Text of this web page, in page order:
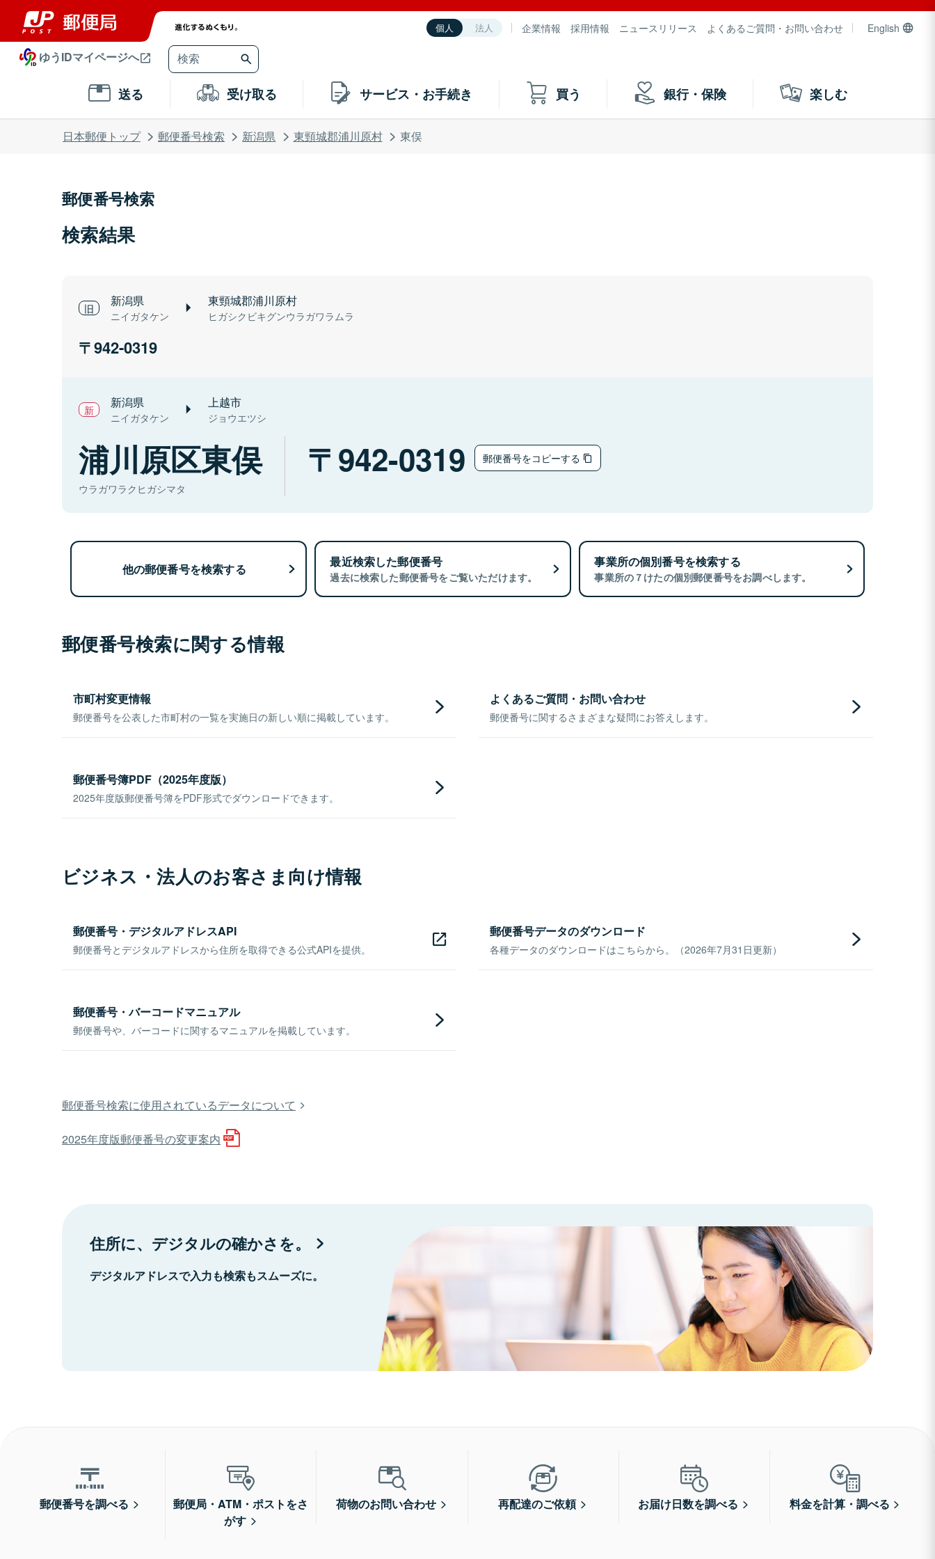
個人 法人 企業情報 採用情報 ニュースリリース よくあるご質問・お問い合わせ English
ゆうIDマイページへ
送る 受け取る サービス・お手続き 買う 銀行・保険 楽しむ
日本郵便トップ 郵便番号検索 新潟県 東頸城郡浦川原村 東俣
郵便番号検索
検索結果
新潟県
ニイガタケン
東頸城郡浦川原村
ヒガシクビキグンウラガワラムラ
942-0319
新潟県
ニイガタケン
上越市
ジョウエツシ
浦川原区東俣
ウラガワラクヒガシマタ
942-0319 郵便番号をコピーする
他の郵便番号を検索する 最近検索した郵便番号
過去に検索した郵便番号をご覧いただけます。
事業所の個別番号を検索する
事業所の７けたの個別郵便番号をお調べします。
郵便番号検索に関する情報
市町村変更情報
郵便番号を公表した市町村の一覧を実施日の新しい順に掲載しています。
よくあるご質問・お問い合わせ
郵便番号に関するさまざまな疑問にお答えします。
郵便番号簿PDF（2025年度版）
2025年度版郵便番号簿をPDF形式でダウンロードできます。
ビジネス・法人のお客さま向け情報
郵便番号・デジタルアドレスAPI
郵便番号とデジタルアドレスから住所を取得できる公式APIを提供。
郵便番号データのダウンロード
各種データのダウンロードはこちらから。（2026年7月31日更新）
郵便番号・バーコードマニュアル
郵便番号や、バーコードに関するマニュアルを掲載しています。
郵便番号検索に使用されているデータについて
2025年度版郵便番号の変更案内
住所に、デジタルの確かさを。
デジタルアドレスで入力も検索もスムーズに。
郵便番号を調べる
郵便局・ATM・ポストをさ
がす
荷物のお問い合わせ 再配達のご依頼 お届け日数を調べる 料金を計算・調べる